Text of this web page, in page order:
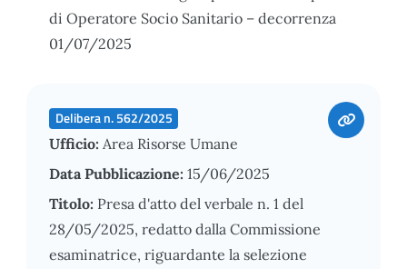
di Operatore Socio Sanitario – decorrenza
01/07/2025
Delibera n. 562/2025
Ufficio: Area Risorse Umane
Data Pubblicazione: 15/06/2025
Titolo: Presa d'atto del verbale n. 1 del
28/05/2025, redatto dalla Commissione
esaminatrice, riguardante la selezione